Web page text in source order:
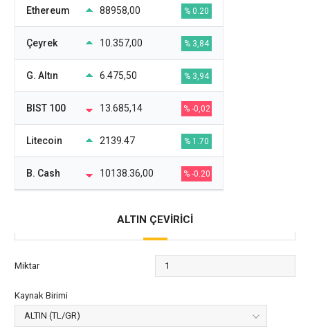
Ethereum 88958,00 % 0.20
Çeyrek 10.357,00 % 3,84
G. Altın 6.475,50 % 3,94
BIST 100 13.685,14 % -0,02
Litecoin 2139.47 % 1.70
B. Cash 10138.36,00 % -0.20
ALTIN ÇEVİRİCİ
Miktar
Kaynak Birimi